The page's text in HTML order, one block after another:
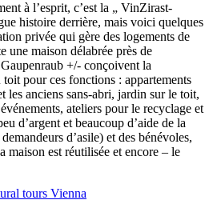
à l’esprit, c’est la „ VinZirast-
histoire derrière, mais voici quelques
privée qui gère des logements de
une maison délabrée près de
+/- conçoivent la
pour ces fonctions : appartements
les anciens sans-abri, jardin sur le toit,
ateliers pour le recyclage et
d’argent et beaucoup d’aide de la
d’asile) et des bénévoles,
maison est réutilisée et encore – le
tours Vienna